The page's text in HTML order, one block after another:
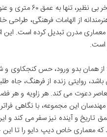
معماری خاص دیپ
از الهامات فرهنگی،
مدرن تبدیل کرده است. این
است.
همان بدو ورود، حس کنجکاوی و
روایتی زنده از فرهنگ،
دعوت می کند. هر زاویه و هر
این مجموعه، با نگاهی فراتر
تاریخ و آینده نیز سفر می کند و
معماری خاص دیپ دایو را تا این